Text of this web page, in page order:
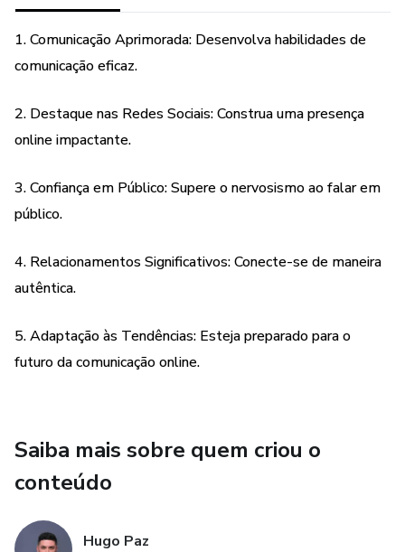
1. Comunicação Aprimorada: Desenvolva habilidades de
comunicação eficaz.
2. Destaque nas Redes Sociais: Construa uma presença
online impactante.
3. Confiança em Público: Supere o nervosismo ao falar em
público.
4. Relacionamentos Significativos: Conecte-se de maneira
autêntica.
5. Adaptação às Tendências: Esteja preparado para o
futuro da comunicação online.
Saiba mais sobre quem criou o
conteúdo
Hugo Paz